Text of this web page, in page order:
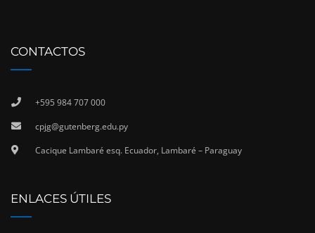
CONTACTOS
+595 984 707 000
cpjg@gutenberg.edu.py
Cacique Lambaré esq. Ecuador, Lambaré – Paraguay
ENLACES ÚTILES